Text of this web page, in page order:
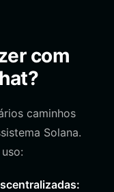
com
caminhos
Solana.